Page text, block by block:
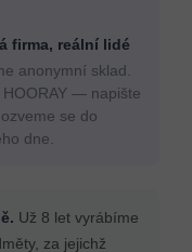
firma, reální lidé
anonymní sklad.
HOORAY — napište
se do
dne.
Už 8 let vyrábíme
za jejichž